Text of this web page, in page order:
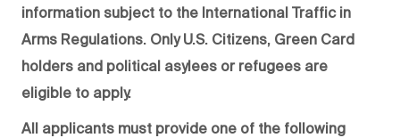
information subject to the International Traffic in
Arms Regulations. Only U.S. Citizens, Green Card
holders and political asylees or refugees are
eligible to apply.
All applicants must provide one of the following